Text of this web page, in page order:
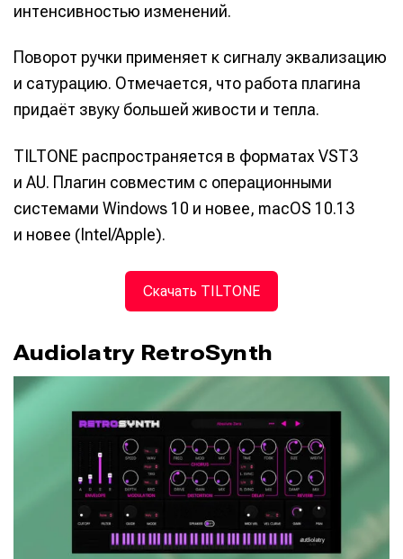
интенсивностью изменений.
Поворот ручки применяет к сигналу эквализацию
и сатурацию. Отмечается, что работа плагина
придаёт звуку большей живости и тепла.
TILTONE распространяется в форматах VST3
и AU. Плагин совместим с операционными
системами Windows 10 и новее, macOS 10.13
и новее (Intel/Apple).
Скачать TILTONE
Audiolatry RetroSynth